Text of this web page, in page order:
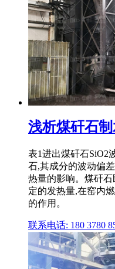
浅析煤矸石
表1进出煤矸石SiO2
石,其成分的波动偏
热量的影响。煤矸
定的发热量,在窑内
的作用。
联系电话: 180 3780